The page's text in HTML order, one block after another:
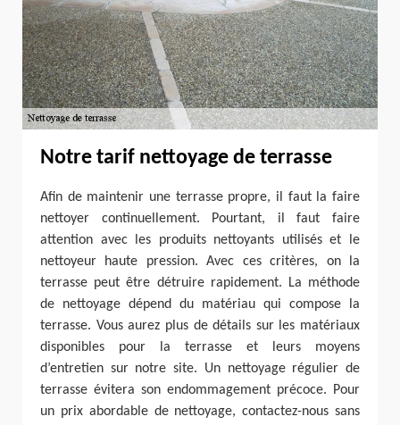
Notre tarif nettoyage de terrasse
Afin de maintenir une terrasse propre, il faut la faire
nettoyer continuellement. Pourtant, il faut faire
attention avec les produits nettoyants utilisés et le
nettoyeur haute pression. Avec ces critères, on la
terrasse peut être détruire rapidement. La méthode
de nettoyage dépend du matériau qui compose la
terrasse. Vous aurez plus de détails sur les matériaux
disponibles pour la terrasse et leurs moyens
d’entretien sur notre site. Un nettoyage régulier de
terrasse évitera son endommagement précoce. Pour
un prix abordable de nettoyage, contactez-nous sans